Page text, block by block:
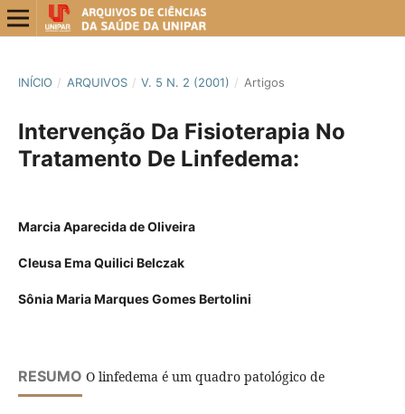
INÍCIO / ARQUIVOS / V. 5 N. 2 (2001) / Artigos
Intervenção Da Fisioterapia No
Tratamento De Linfedema:
Marcia Aparecida de Oliveira
Cleusa Ema Quilici Belczak
Sônia Maria Marques Gomes Bertolini
RESUMO O linfedema é um quadro patológico de